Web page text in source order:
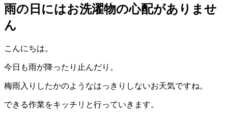
雨の日にはお洗濯物の心配がありませ
ん
こんにちは。
今日も雨が降ったり止んだり。
梅雨入りしたかのようなはっきりしないお天気ですね。
できる作業をキッチリと行っていきます。